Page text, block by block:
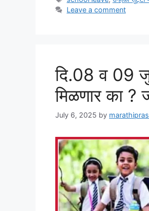
Leave a comment
दि.08 व 09
मिळणार का ?
July 6, 2025 by